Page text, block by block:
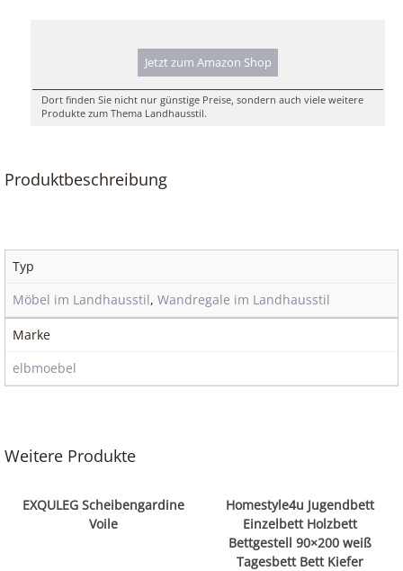
Jetzt zum Amazon Shop
Dort finden Sie nicht nur günstige Preise, sondern auch viele weitere
Produkte zum Thema Landhausstil.
Produktbeschreibung
Typ
Möbel im Landhausstil, Wandregale im Landhausstil
Marke
elbmoebel
Weitere Produkte
EXQULEG Scheibengardine
Voile
Homestyle4u Jugendbett
Einzelbett Holzbett
Bettgestell 90×200 weiß
Tagesbett Bett Kiefer